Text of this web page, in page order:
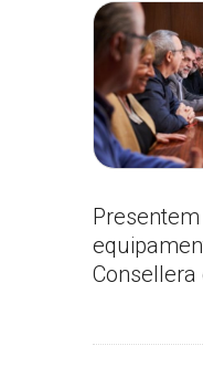
Presentem
Consellera